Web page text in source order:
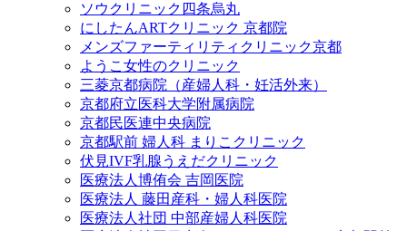
ソウクリニック四条烏丸
にしたんARTクリニック 京都院
メンズファーティリティクリニック京都
ようこ女性のクリニック
三菱京都病院（産婦人科・妊活外来）
京都府立医科大学附属病院
京都民医連中央病院
京都駅前 婦人科 まりこクリニック
伏見IVF乳腺うえだクリニック
医療法人博侑会 吉岡医院
医療法人 藤田産科・婦人科医院
医療法人社団 中部産婦人科医院